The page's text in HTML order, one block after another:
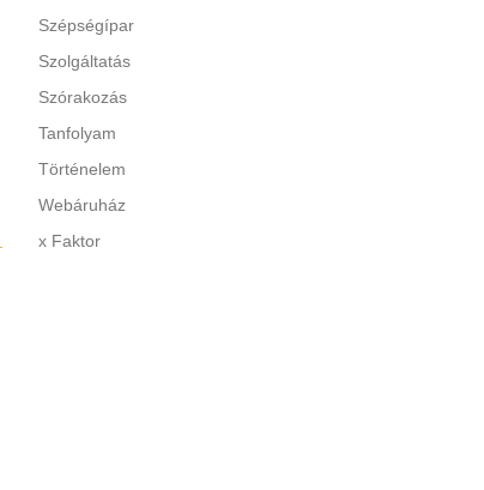
Szépségípar
Szolgáltatás
Szórakozás
Tanfolyam
Történelem
Webáruház
x Faktor